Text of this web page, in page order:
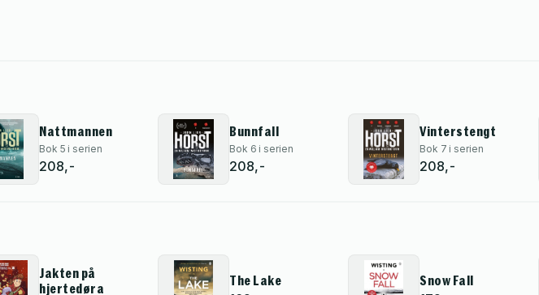
Nattmannen
Bok 5 i serien
208,-
Bunnfall
Bok 6 i serien
208,-
Vinterstengt
Bok 7 i serien
208,-
Jakten på
hjertedøra
The Lake
Snow Fall